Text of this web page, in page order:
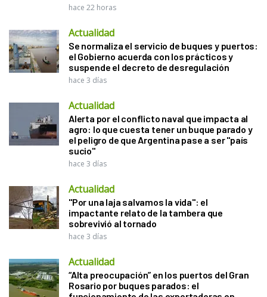
hace 22 horas
Actualidad
Se normaliza el servicio de buques y puertos:
el Gobierno acuerda con los prácticos y
suspende el decreto de desregulación
hace 3 días
Actualidad
Alerta por el conflicto naval que impacta al
agro: lo que cuesta tener un buque parado y
el peligro de que Argentina pase a ser "país
sucio"
hace 3 días
Actualidad
"Por una laja salvamos la vida": el
impactante relato de la tambera que
sobrevivió al tornado
hace 3 días
Actualidad
“Alta preocupación” en los puertos del Gran
Rosario por buques parados: el